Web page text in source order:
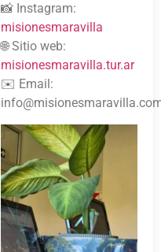
📸 Instagram:
misionesmaravilla
🌐 Sitio web:
misionesmaravilla.tur.ar
✉️ Email: